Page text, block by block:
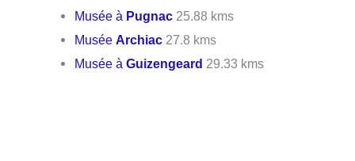
Musée à Pugnac 25.88 kms
Musée Archiac 27.8 kms
Musée àGuizengeard 29.33 kms